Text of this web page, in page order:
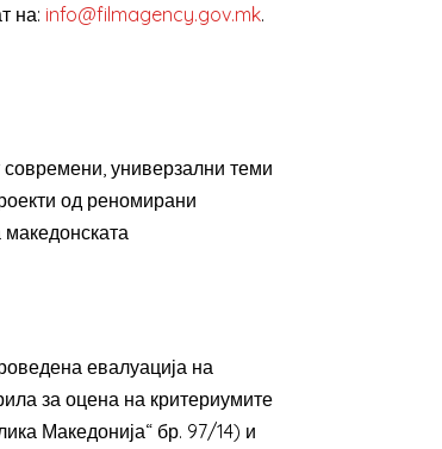
на: info@filmagency.gov.mk.
современи, универзални теми
од реномирани
евалуација на
за оцена на критериумите
Македонија“ бр. 97/14) и